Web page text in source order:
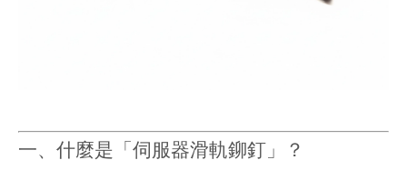
一、什麼是「伺服器滑軌鉚釘」？